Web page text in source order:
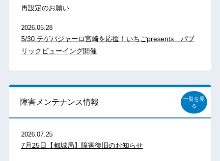
再設定のお願い
2026.05.28
5/30 テゲバジャーロ宮崎を応援！いちごpresents パブ
リックビューイング開催
障害メンテナンス情報
一覧を見
る
2026.07.25
7月25日【都城局】障害復旧のお知らせ